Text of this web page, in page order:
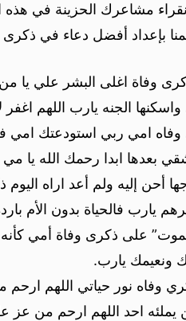
مشاعرك الحزينة في هذه
بإعداد أفضل دعاء في ذكرى
وفاة اغلى البشر علي يا
الجنه يارب اللهم اغفر
وفاه امي ربي استودعتك امي
بعدها ابدا رحمك الله يا
أحن إليه ولم أعد اراه
يارب فالحياة بدون الأم
على ذكرى وفاة أمي كأنه
ونعيمك يارب.
وفاه نور حياتي اللهم ارحم
يملئه احد اللهم ارحم من عز